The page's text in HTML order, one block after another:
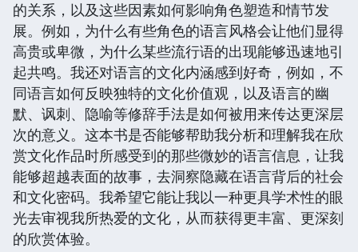
的关系，以及这些因素如何影响角色塑造和情节发
展。例如，为什么有些角色的语言风格会让他们显得
高贵或卑微，为什么某些流行语的出现能够迅速地引
起共鸣。我还对语言的文化内涵感到好奇，例如，不
同语言如何反映独特的文化价值观，以及语言的幽
默、讽刺、隐喻等修辞手法是如何被用来传达更深层
次的意义。这本书是否能够帮助我分析和理解我在欣
赏文化作品时所感受到的那些微妙的语言信息，让我
能够超越表面的故事，去洞察隐藏在语言背后的社会
和文化密码。我希望它能让我以一种更具学术性的眼
光去审视我所热爱的文化，从而获得更丰富、更深刻
的欣赏体验。